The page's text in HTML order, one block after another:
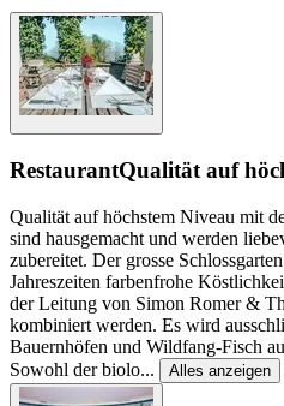
RestaurantQualität auf
Qualität auf höchstem Niveau mit
sind hausgemacht und werden
zubereitet. Der grosse
Jahreszeiten farbenfrohe
der Leitung von Simon Romer &
kombiniert werden. Es wird
Bauernhöfen und Wildfang-Fisch
Sowohl der biolo... Alles anzeigen